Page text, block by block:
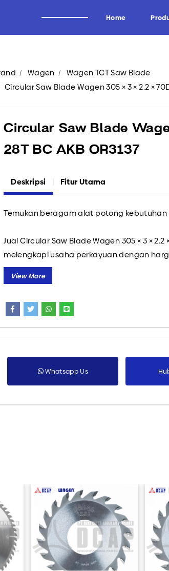
Home
Alat Potong Industri
Industri Tissue
Industri Logam
Industri Tembakau
Industri Plastik
Industri Pipa HDPE & PVC
Brand
Uddeholm
Forrezienne
Midaci
Kadur TCT &
Semua Produk
Wagen
Wagen TCT Saw Blade
Circular Saw Blade Wagen 305 × 3 × 2.2 ×
Circular Saw Blade
28T BC AKB OR3137
Deskripsi Fitur Utama
Temukan beragam alat potong
Jual Circular Saw Blade Wagen 305 × 3 × 2.2
melengkapi usaha perkayuan dengan
Menerima custom alat potong sesuai
Whatsapp Us